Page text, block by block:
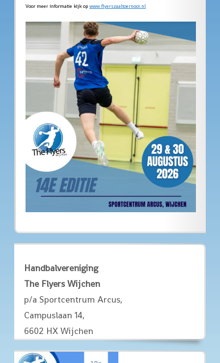
Voor meer informatie kijk op www.flyerszaaltoernooi.nl
Handbalvereniging
The Flyers Wijchen
p/a Sportcentrum Arcus,
Campuslaan 14,
6602 HX Wijchen